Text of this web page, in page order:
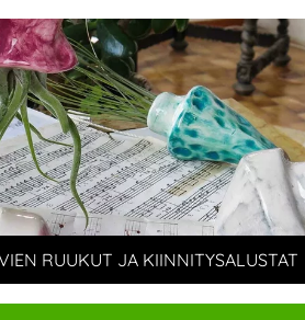
RUUKUT JA KIINNITYSALUSTAT